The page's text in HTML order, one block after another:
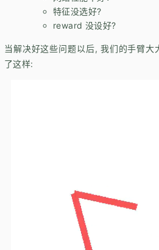
特征没选好?
reward 没设好?
当解决好这些问题以后, 我们的手臂
了这样: